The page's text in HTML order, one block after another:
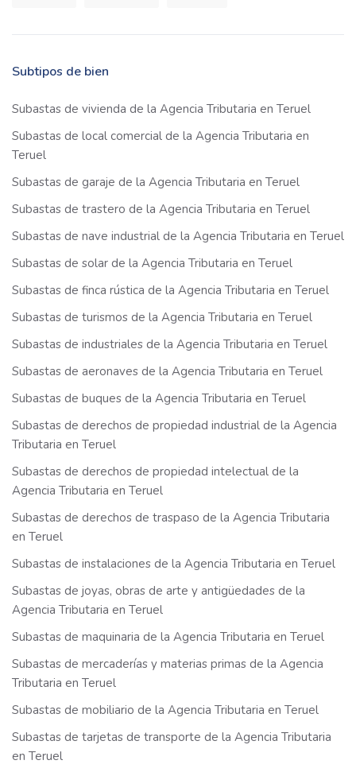
Subtipos de bien
Subastas de vivienda de la Agencia Tributaria en Teruel
Subastas de local comercial de la Agencia Tributaria en
Teruel
Subastas de garaje de la Agencia Tributaria en Teruel
Subastas de trastero de la Agencia Tributaria en Teruel
Subastas de nave industrial de la Agencia Tributaria en Teruel
Subastas de solar de la Agencia Tributaria en Teruel
Subastas de finca rústica de la Agencia Tributaria en Teruel
Subastas de turismos de la Agencia Tributaria en Teruel
Subastas de industriales de la Agencia Tributaria en Teruel
Subastas de aeronaves de la Agencia Tributaria en Teruel
Subastas de buques de la Agencia Tributaria en Teruel
Subastas de derechos de propiedad industrial de la Agencia
Tributaria en Teruel
Subastas de derechos de propiedad intelectual de la
Agencia Tributaria en Teruel
Subastas de derechos de traspaso de la Agencia Tributaria
en Teruel
Subastas de instalaciones de la Agencia Tributaria en Teruel
Subastas de joyas, obras de arte y antigüedades de la
Agencia Tributaria en Teruel
Subastas de maquinaria de la Agencia Tributaria en Teruel
Subastas de mercaderías y materias primas de la Agencia
Tributaria en Teruel
Subastas de mobiliario de la Agencia Tributaria en Teruel
Subastas de tarjetas de transporte de la Agencia Tributaria
en Teruel